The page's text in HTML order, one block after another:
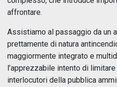
affrontare.
Assistiamo al passaggio da un
prettamente di natura
maggiormente integrato e
l’apprezzabile intento di
interlocutori della pubblica